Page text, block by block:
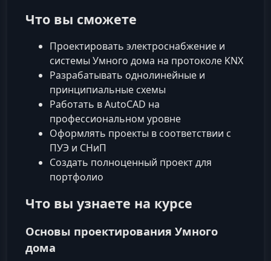
Что вы сможете
Проектировать электроснабжение и
системы Умного дома на протоколе KNX
Разрабатывать однолинейные и
принципиальные схемы
Работать в AutoCAD на
профессиональном уровне
Оформлять проекты в соответствии с
ПУЭ и СНиП
Создать полноценный проект для
портфолио
Что вы узнаете на курсе
Основы проектирования Умного
дома